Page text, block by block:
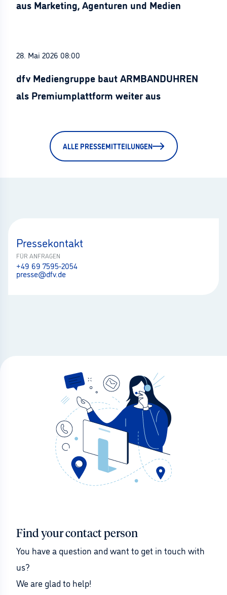
aus Marketing, Agenturen und Medien
28. Mai 2026 08:00
dfv Mediengruppe baut ARMBANDUHREN
als Premiumplattform weiter aus
ALLE PRESSEMITTEILUNGEN
Pressekontakt
FÜR ANFRAGEN
+49 69 7595-2054
presse@dfv.de
Find your contact person
You have a question and want to get in touch with
us?
We are glad to help!